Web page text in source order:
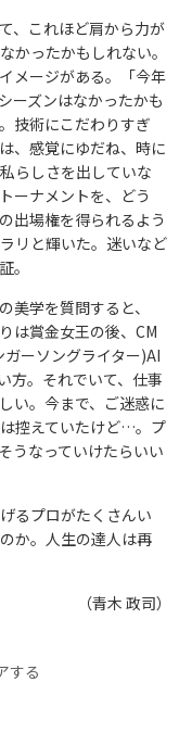
、これほど肩から力が
かったかもしれない。
メージがある。「今年
ーズンはなかったかも
技術にこだわりすぎ
、感覚にゆだね、時に
らしさを出していな
ーナメントを、どう
出場権を得られるよう
リと輝いた。迷いなど
。
学を質問すると、
は賞金女王の後、CM
ーソングライター)AI
方。それでいて、仕事
い。今まで、ご迷惑に
控えていたけど…。プ
うなっていけたらいい
るプロがたくさんい
か。人生の達人は再
（青木 政司）
する